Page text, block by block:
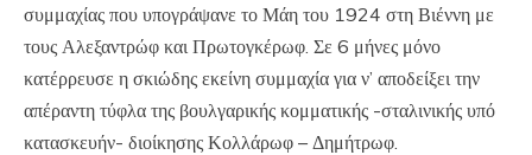
συμμαχίας που υπογράψανε το Μάη του 1924 στη Βιέννη με
τους Αλεξαντρώφ και Πρωτογκέρωφ. Σε 6 μήνες μόνο
κατέρρευσε η σκιώδης εκείνη συμμαχία για ν’ αποδείξει την
απέραντη τύφλα της βουλγαρικής κομματικής -σταλινικής υπό
κατασκευήν- διοίκησης Κολλάρωφ – Δημήτρωφ.